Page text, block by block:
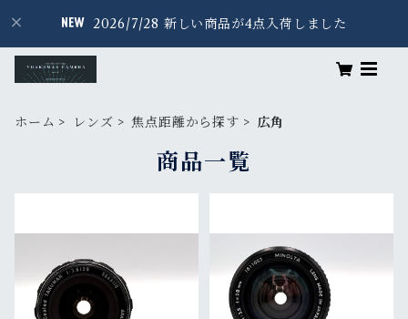
2026/7/28 新しい商品が4点入荷しました
ホーム レンズ 焦点距離から探す 広角
商品一覧